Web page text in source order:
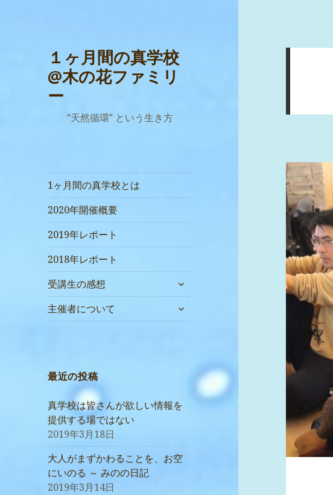
１ヶ月間の真学校
@木の花ファミリ
ー
“天然循環” という生き方
1ヶ月間の真学校とは
2020年開催概要
2019年レポート
2018年レポート
受講生の感想
サ
ブ
メ
ニ
主催者について
サ
ブ
展
最近の投稿
真学校は皆さんが欲しい情報を
提供する場ではない
2019年3月18日
大人がまずかわることを、お空
にいのる ～ みのの日記
2019年3月14日